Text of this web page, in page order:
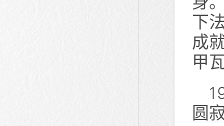
下
成
甲
圆